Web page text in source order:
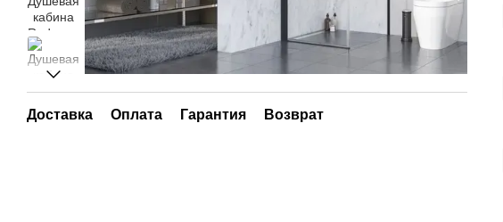
Доставка Оплата Гарантия Возврат